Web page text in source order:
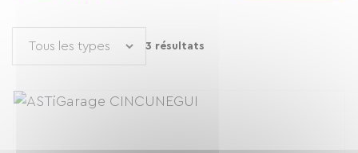
3 résultats